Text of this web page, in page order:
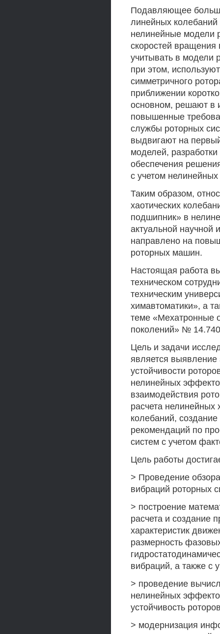
Подавляющее
линейных колебаний
нелинейные модели
скоростей вращения
учитывать в модели
при этом,
симметричного
приближении
основном, решают в
повышенные
службы роторных
выдвигают на
моделей,
обеспечения
с учетом
Таким образом,
хаотических
подшипник» в
актуальной научной
направлено на
роторных машин.
Настоящая работа
техническом
техническим
химавтоматики», а
теме «Мехатронные
поколений» №
Цель и задачи
является выявление
устойчивости
нелинейных
взаимодействия
расчета нелинейных
колебаний,
рекомендаций по
систем с учетом
Цель работы
> Проведение
вибраций роторных
> построение
расчета и создание
характеристик
размерность
вибраций, а также с
> проведение
нелинейных
устойчивость
> модернизация